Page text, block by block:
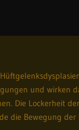
und wirken
Die Lockerheit
die Bewegung